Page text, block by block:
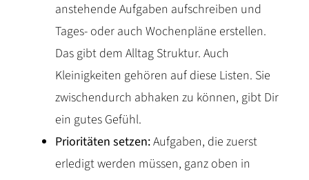
anstehende Aufgaben aufschreiben und
Tages- oder auch Wochenpläne erstellen.
Das gibt dem Alltag Struktur. Auch
Kleinigkeiten gehören auf diese Listen. Sie
zwischendurch abhaken zu können, gibt Dir
ein gutes Gefühl.
Prioritäten setzen:Aufgaben, die zuerst
erledigt werden müssen, ganz oben in